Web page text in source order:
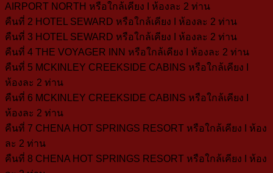
AIRPORT NORTH หรือใกล้เคียง I ห้องละ 2 ท่าน
คืนที่ 2 HOTEL SEWARD หรือใกล้เคียง I ห้องละ 2 ท่าน
คืนที่ 3 HOTEL SEWARD หรือใกล้เคียง I ห้องละ 2 ท่าน
คืนที่ 4 THE VOYAGER INN หรือใกล้เคียง I ห้องละ 2 ท่าน
คืนที่ 5 MCKINLEY CREEKSIDE CABINS หรือใกล้เคียง I
ห้องละ 2 ท่าน
คืนที่ 6 MCKINLEY CREEKSIDE CABINS หรือใกล้เคียง I
ห้องละ 2 ท่าน
คืนที่ 7 CHENA HOT SPRINGS RESORT หรือใกล้เคียง I ห้อง
ละ 2 ท่าน
คืนที่ 8 CHENA HOT SPRINGS RESORT หรือใกล้เคียง I ห้อง